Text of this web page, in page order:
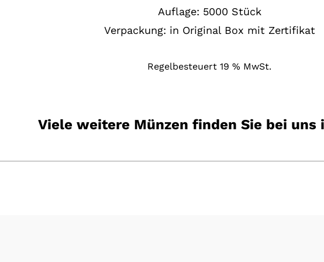
Auflage: 5000 Stück
Verpackung: in Original Box mit Zertifikat
Regelbesteuert 19 % MwSt.
Viele weitere Münzen finden Sie bei uns